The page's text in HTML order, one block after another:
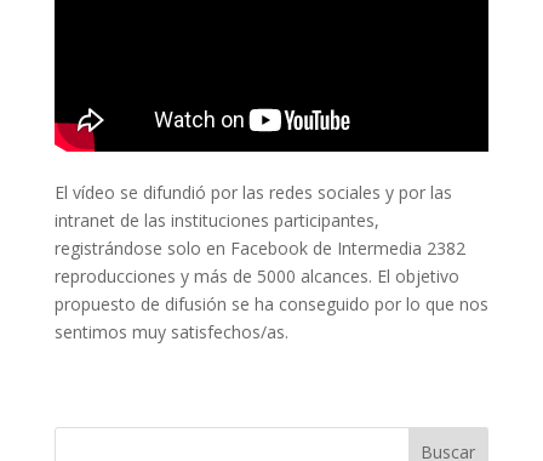
El vídeo se difundió por las redes sociales y por las
intranet de las instituciones participantes,
registrándose solo en Facebook de Intermedia 2382
reproducciones y más de 5000 alcances. El objetivo
propuesto de difusión se ha conseguido por lo que nos
sentimos muy satisfechos/as.
Buscar